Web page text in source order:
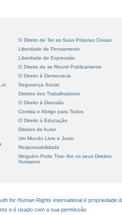
O Direito de Ter as Suas Próprias Coisas
Liberdade de Pensamento
Liberdade de Expressão
O Direito de se Reunir Publicamente
O Direito à Democracia
Segurança Social
Direitos dos Trabalhadores
O Direito à Diversão
Comida e Abrigo para Todos
O Direito à Educação
Direitos de Autor
Um Mundo Livre e Justo
Responsabilidade
Ninguém Pode Tirar–lhe os seus Direitos
Humanos
for Human Rights International é propriedade
e é usado com a sua permissão.